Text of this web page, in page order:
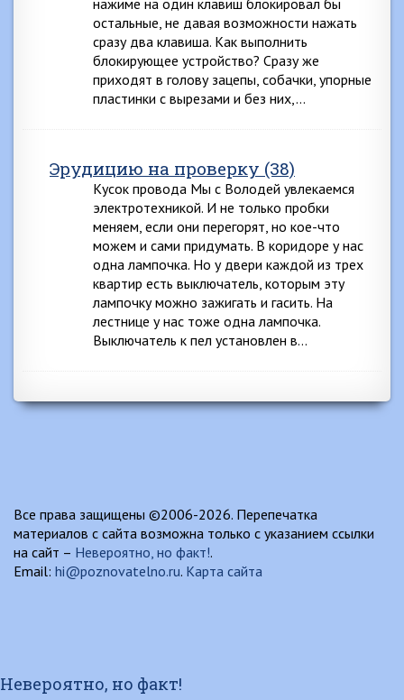
нажиме на один клавиш блокировал бы
остальные, не давая возможности нажать
сразу два клавиша. Как выполнить
блокирующее устройство? Сразу же
приходят в голову зацепы, собачки, упорные
пластинки с вырезами и без них,…
Эрудицию на проверку (38)
Кусок провода Мы с Володей увлекаемся
электротехникой. И не только пробки
меняем, если они перегорят, но кое-что
можем и сами придумать. В коридоре у нас
одна лампочка. Но у двери каждой из трех
квартир есть выключатель, которым эту
лампочку можно зажигать и гасить. На
лестнице у нас тоже одна лампочка.
Выключатель к пел установлен в…
Все права защищены ©2006-2026. Перепечатка
материалов с сайта возможна только с указанием ссылки
на сайт – Невероятно, но факт!.
Email: hi@poznovatelno.ru. Карта сайта
Невероятно, но факт!